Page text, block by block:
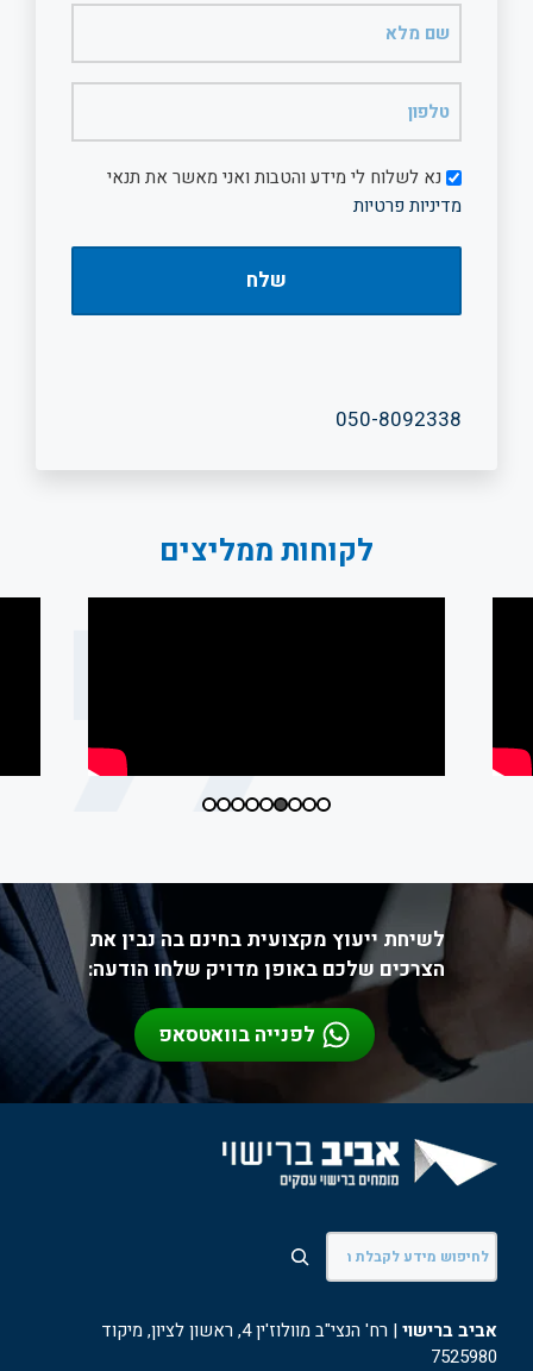
מלא
דיוורנא לשלוח לי מידע והטבות ואני מאשר את תנאי
מדיניות פרטיות
050-8092338
לקוחות ממליצים
לשיחת ייעוץ מקצועית בחינם בה נבין את
הצרכים שלכם באופן מדויק שלחו הודעה:
לפנייה בוואטסאפ
חיפוש
אביב ברישוי
| רח' הנצי"ב מוולוז'ין 4, ראשון לציון, מיקוד
7525980